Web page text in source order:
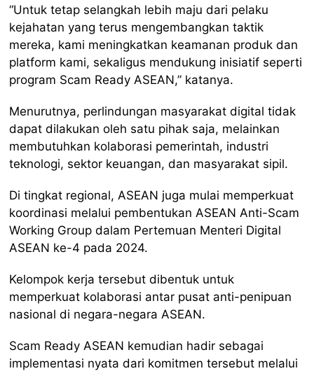
“Untuk tetap selangkah lebih maju dari pelaku
kejahatan yang terus mengembangkan taktik
mereka, kami meningkatkan keamanan produk dan
platform kami, sekaligus mendukung inisiatif seperti
program Scam Ready ASEAN,” katanya.
Menurutnya, perlindungan masyarakat digital tidak
dapat dilakukan oleh satu pihak saja, melainkan
membutuhkan kolaborasi pemerintah, industri
teknologi, sektor keuangan, dan masyarakat sipil.
Di tingkat regional, ASEAN juga mulai memperkuat
koordinasi melalui pembentukan ASEAN Anti-Scam
Working Group dalam Pertemuan Menteri Digital
ASEAN ke-4 pada 2024.
Kelompok kerja tersebut dibentuk untuk
memperkuat kolaborasi antar pusat anti-penipuan
nasional di negara-negara ASEAN.
Scam Ready ASEAN kemudian hadir sebagai
implementasi nyata dari komitmen tersebut melalui